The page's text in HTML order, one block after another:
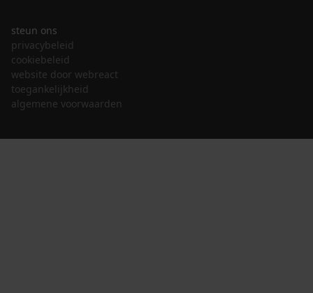
steun ons
privacybeleid
cookiebeleid
website door webreact
toegankelijkheid
algemene voorwaarden